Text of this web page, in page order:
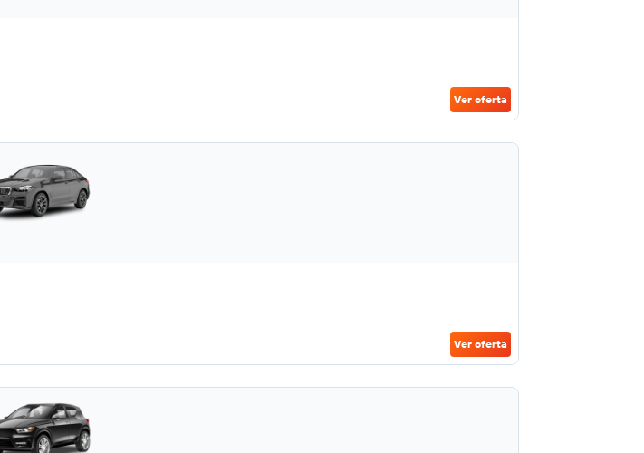
Ver oferta
Ver oferta